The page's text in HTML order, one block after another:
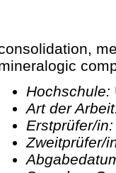
Hochschule:
Art der
Erstprüfer/